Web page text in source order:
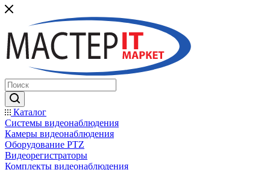
Каталог
Системы видеонаблюдения
Камеры видеонаблюдения
Оборудование PTZ
Видеорегистраторы
Комплекты видеонаблюдения